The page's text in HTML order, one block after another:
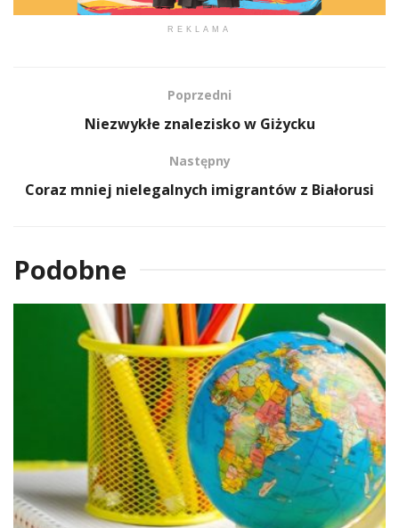
REKLAMA
Poprzedni
Niezwykłe znalezisko w Giżycku
Następny
Coraz mniej nielegalnych imigrantów z Białorusi
Podobne